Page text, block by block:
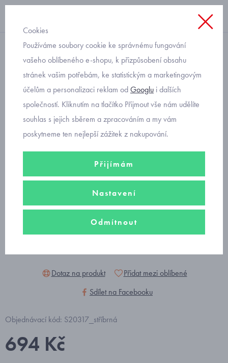
dívčí
slavnostní dívčí sandály
stříbrné Mayoral 45.355-82
Dotaz na produkt
Přidat mezi oblíbené
Sdílet na Facebooku
Objednávací kód: S20317_stříbrná
694 Kč
Cookies
Používáme soubory cookie ke správnému fungování
vašeho oblíbeného e-shopu, k přizpůsobení obsahu
stránek vašim potřebám, ke statistickým a marketingovým
účelům a personalizaci reklam odGooglu i dalších
společností. Kliknutím na tlačítko Přijmout vše nám udělíte
souhlas s jejich sběrem a zpracováním a my vám
poskytneme ten nejlepší zážitek z nakupování.
Přijímám
Nastavení
Odmítnout